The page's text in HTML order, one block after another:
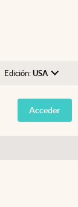
Edición: USA
Argentina
España
Acceder